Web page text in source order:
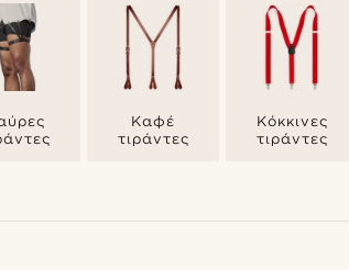
Καφέ
τιράντες
Κόκκινες
τιράντες